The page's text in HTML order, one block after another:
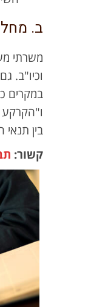
ב.
משרתי
במקרים
ו"הקרקע
בין
קשור: